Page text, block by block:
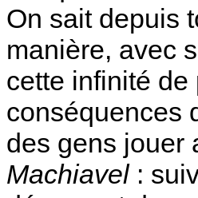
On sait depuis
manière, avec
cette infinité de
conséquences
des gens jouer
Machiavel: